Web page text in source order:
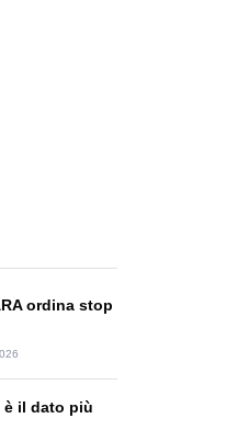
ordina stop
è il dato più